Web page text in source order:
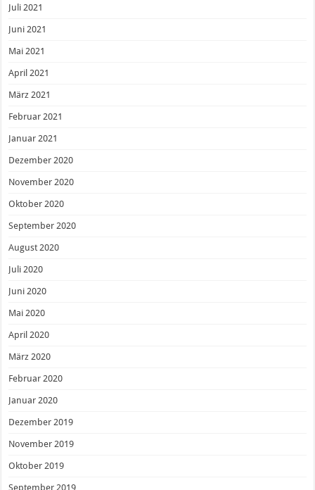
Juli 2021
Juni 2021
Mai 2021
April 2021
März 2021
Februar 2021
Januar 2021
Dezember 2020
November 2020
Oktober 2020
September 2020
August 2020
Juli 2020
Juni 2020
Mai 2020
April 2020
März 2020
Februar 2020
Januar 2020
Dezember 2019
November 2019
Oktober 2019
September 2019